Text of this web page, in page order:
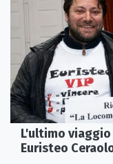
L'ultimo viaggio
Euristeo